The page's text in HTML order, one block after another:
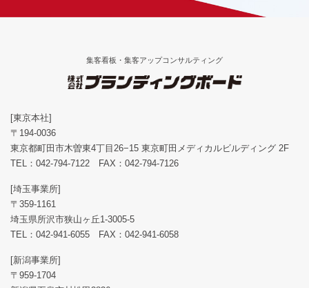
集客看板・集客アップコンサルティング
[東京本社]
〒194-0036
東京都町田市木曽東4丁目26−15 東京町田メディカルビルディング 2F
TEL： 042-794-7122 FAX：042-794-7126
[埼玉事業所]
〒359-1161
埼玉県所沢市狭山ヶ丘1-3005-5
TEL： 042-941-6055 FAX：042-941-6058
[新潟事業所]
〒959-1704